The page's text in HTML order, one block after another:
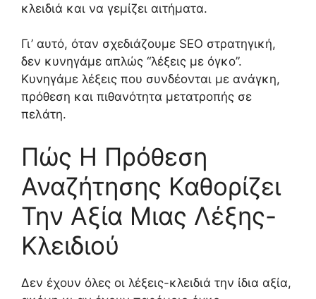
κλειδιά και να γεμίζει αιτήματα.
Γι’ αυτό, όταν σχεδιάζουμε SEO στρατηγική,
δεν κυνηγάμε απλώς “λέξεις με όγκο”.
Κυνηγάμε λέξεις που συνδέονται με ανάγκη,
πρόθεση και πιθανότητα μετατροπής σε
πελάτη.
Πώς Η Πρόθεση
Αναζήτησης Καθορίζει
Την Αξία Μιας Λέξης-
Κλειδιού
Δεν έχουν όλες οι λέξεις-κλειδιά την ίδια αξία,